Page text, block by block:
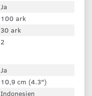
Ja
100 ark
30 ark
2
Ja
10,9 cm (4.3")
Indonesien